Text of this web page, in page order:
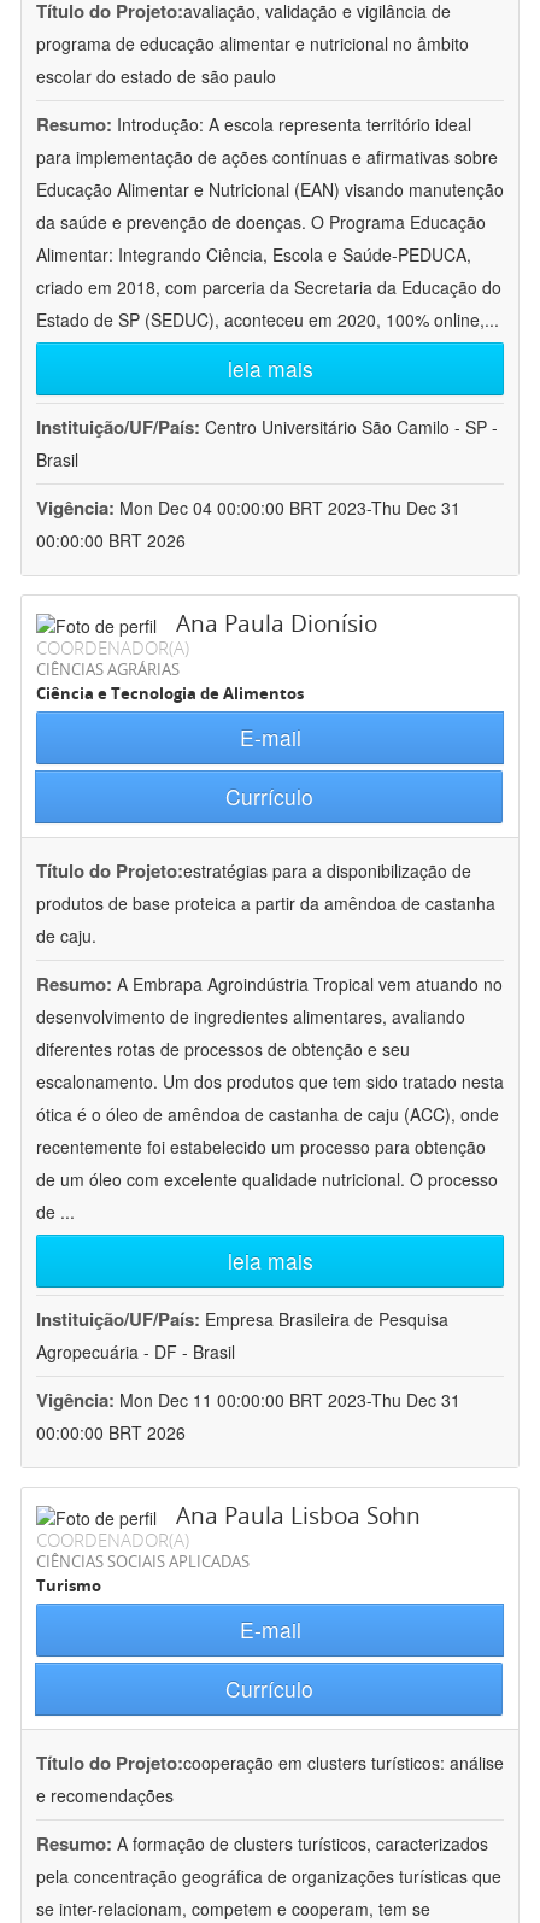
Título do Projeto:avaliação, validação e vigilância de
programa de educação alimentar e nutricional no âmbito
escolar do estado de são paulo
Resumo: Introdução: A escola representa território ideal
para implementação de ações contínuas e afirmativas sobre
Educação Alimentar e Nutricional (EAN) visando manutenção
da saúde e prevenção de doenças. O Programa Educação
Alimentar: Integrando Ciência, Escola e Saúde-PEDUCA,
criado em 2018, com parceria da Secretaria da Educação do
Estado de SP (SEDUC), aconteceu em 2020, 100% online,...
leia mais
Instituição/UF/País: Centro Universitário São Camilo - SP -
Brasil
Vigência: Mon Dec 04 00:00:00 BRT 2023-Thu Dec 31
00:00:00 BRT 2026
Ana Paula Dionísio
COORDENADOR(A)
CIÊNCIAS AGRÁRIAS
Ciência e Tecnologia de Alimentos
E-mail
Currículo
Título do Projeto:estratégias para a disponibilização de
produtos de base proteica a partir da amêndoa de castanha
de caju.
Resumo: A Embrapa Agroindústria Tropical vem atuando no
desenvolvimento de ingredientes alimentares, avaliando
diferentes rotas de processos de obtenção e seu
escalonamento. Um dos produtos que tem sido tratado nesta
ótica é o óleo de amêndoa de castanha de caju (ACC), onde
recentemente foi estabelecido um processo para obtenção
de um óleo com excelente qualidade nutricional. O processo
de ...
leia mais
Instituição/UF/País: Empresa Brasileira de Pesquisa
Agropecuária - DF - Brasil
Vigência: Mon Dec 11 00:00:00 BRT 2023-Thu Dec 31
00:00:00 BRT 2026
Ana Paula Lisboa Sohn
COORDENADOR(A)
CIÊNCIAS SOCIAIS APLICADAS
Turismo
E-mail
Currículo
Título do Projeto:cooperação em clusters turísticos: análise
e recomendações
Resumo: A formação de clusters turísticos, caracterizados
pela concentração geográfica de organizações turísticas que
se inter-relacionam, competem e cooperam, tem se